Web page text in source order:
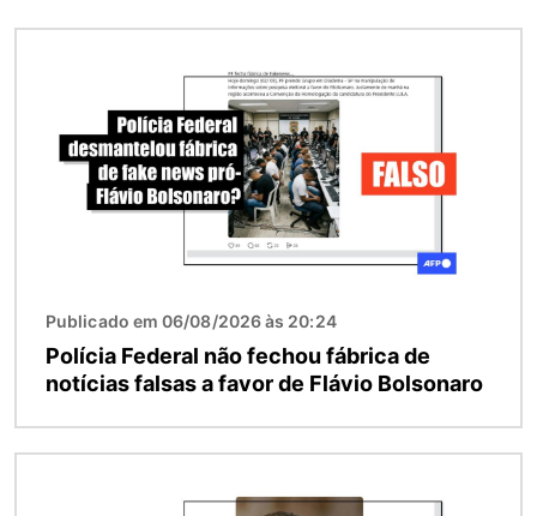
Publicado em 06/08/2026 às 20:24
Polícia Federal não fechou fábrica de
notícias falsas a favor de Flávio Bolsonaro